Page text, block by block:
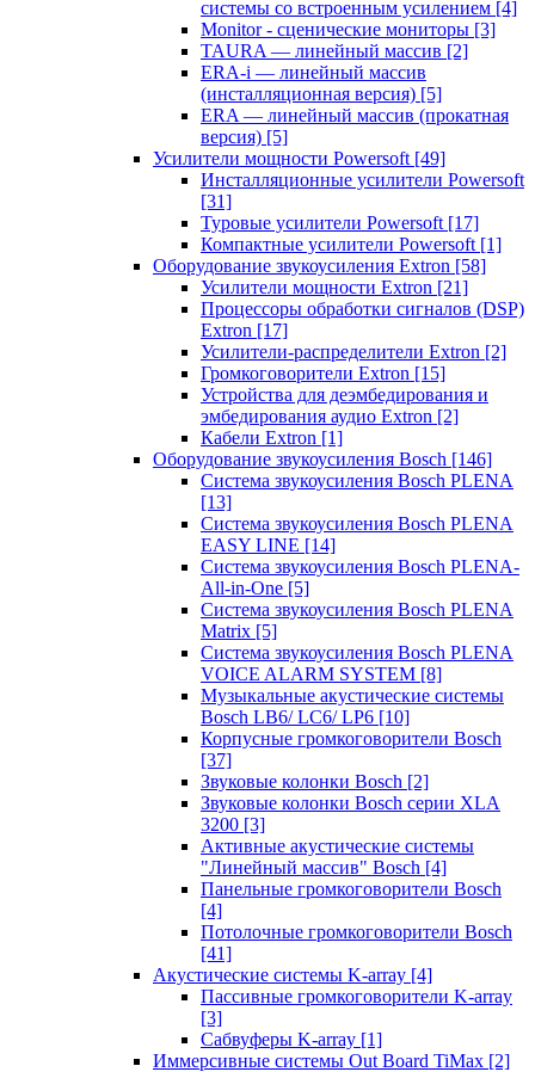
системы со встроенным усилением [4]
Monitor - сценические мониторы [3]
TAURA — линейный массив [2]
ERA-i — линейный массив
(инсталляционная версия) [5]
ERA — линейный массив (прокатная
версия) [5]
Усилители мощности Powersoft [49]
Инсталляционные усилители Powersoft
[31]
Туровые усилители Powersoft [17]
Компактные усилители Powersoft [1]
Оборудование звукоусиления Extron [58]
Усилители мощности Extron [21]
Процессоры обработки сигналов (DSP)
Extron [17]
Усилители-распределители Extron [2]
Громкоговорители Extron [15]
Устройства для деэмбедирования и
эмбедирования аудио Extron [2]
Кабели Extron [1]
Оборудование звукоусиления Bosch [146]
Система звукоусиления Bosch PLENA
[13]
Система звукоусиления Bosch PLENA
EASY LINE [14]
Система звукоусиления Bosch PLENA-
All-in-One [5]
Система звукоусиления Bosch PLENA
Matrix [5]
Система звукоусиления Bosch PLENA
VOICE ALARM SYSTEM [8]
Музыкальные акустические системы
Bosch LB6/ LC6/ LP6 [10]
Корпусные громкоговорители Bosch
[37]
Звуковые колонки Bosch [2]
Звуковые колонки Bosch серии XLA
3200 [3]
Активные акустические системы
"Линейный массив" Bosch [4]
Панельные громкоговорители Bosch
[4]
Потолочные громкоговорители Bosch
[41]
Акустические системы K-array [4]
Пассивные громкоговорители K-array
[3]
Сабвуферы K-array [1]
Иммерсивные системы Out Board TiMax [2]